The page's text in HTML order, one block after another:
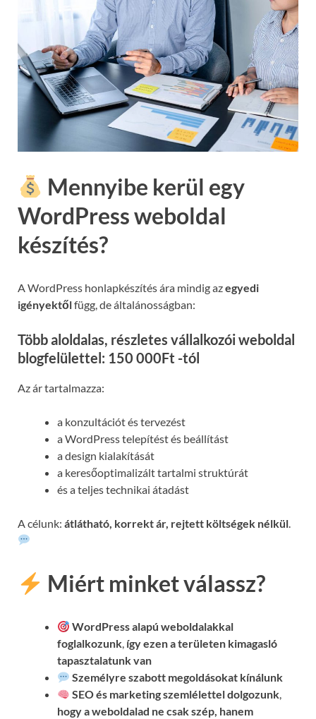
Mennyibe kerül egy
WordPress weboldal
készítés?
A WordPress honlapkészítés ára mindig azegyedi
igényektőlfügg, de általánosságban:
Több aloldalas, részletes vállalkozói weboldal
blogfelülettel: 150 000Ft -tól
Az ár tartalmazza:
a konzultációt és tervezést
a WordPress telepítést és beállítást
a design kialakítását
a keresőoptimalizált tartalmi struktúrát
és a teljes technikai átadást
A célunk: átlátható, korrekt ár, rejtett költségek nélkül
Miért minket válassz?
WordPress alapú weboldalakkal
foglalkozunk, így ezen a területen kimagasló
tapasztalatunk van
Személyre szabott megoldásokat kínálunk
SEO és marketing szemlélettel dolgozunk,
hogy a weboldalad ne csak szép, hanem